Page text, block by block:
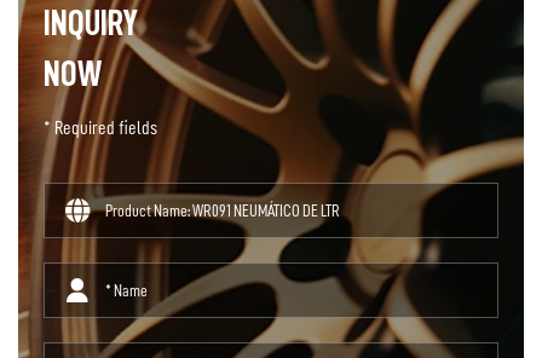
INQUIRY
NOW
* Required fields